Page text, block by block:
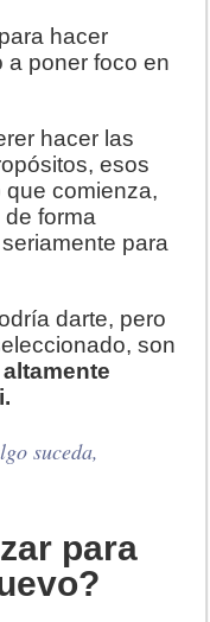
hacer
a poner foco en
hacer las
esos
comienza,
forma
para
darte, pero
son
altamente
suceda,
para